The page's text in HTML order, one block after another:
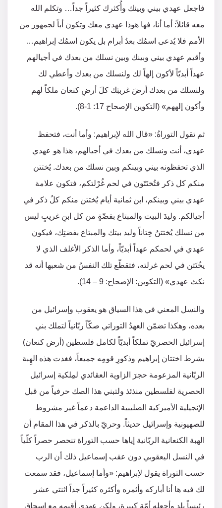
فاجعل عهدي بيني وبينك وأُكثرك كثيراً جداً… وتكلم الله
معه قائلاً: أما أنا، فها هوذا عهدي معك وتكون أباً لجمهور من
الأمم فلا يُدعى اسمُك بعدُ أبرام بل يكون اسمُك إبراهيم…
وأقيم عهدي بيني وبينك وبين نسلك من بعدك في أجيالهم
عهداً أبديّاً لأكون إلهاً لك ولنسلك من بعدك وأعطي لك
ولنسلك من بعدك أرضَ غربتِك كلَ أرضِ كنعان ملكاً لهم
وأكون إلههم» (التكوين الإصحاح 17: 1-8).
ثم تقول التوراةُ: «قال الله لإبراهيم: وأما أنت، فتحفظ
عهدي، أنت ونسلك من بعدك في أجيالهم، هذا هو عهدي
الذي تحفظونه بيني وبينكم وبين نسلك من بعدك. يُختتن
منكم كل ذكر فتُختَتَون في لحم غُرْلتكم، فتكون علامة
عهدي بيني وبينكم، ابن ثمانية أيام يُختتن منكم كلُ ذكر في
أجيالكم. وليدَ البيت والمبتاع بفضّةٍ من كل ابنِ غريبٍ ليس
من نسلك يُختتنُ خِتاناً وليد بيتك والمبتاع بفضتِك، فيكون
عهدي في لحمكم عهداً أبديّاً، وأما الذكر الأغلف الذي لا
يخُتَتن في لحم غرلته، فتقطّع تلك النفسُ من شعبها أنه قد
نكث عهدي» (التكوين: الإصحاح: 9 – 14).
والنسل المعني في هذا السياق هو يعقوب وإسرائيل من
بعده، وهكذا تضمّن العهدُ التوراتي صكّاً ربّانياً لتملك بني
إسرائيل الحصريّ تملكاً أبديّاً لكامل فلسطين (أرض كنعان)
بشرط اختتان إبراهيم وذكورِ قومِه جميعاً، فغدت هذه الهِبة
الربّانية المزعومة حجرَ الزاوية العقائدي لمِلكية إسرائيل
الحصرية لفلسطين منذئذ ولتبني هذا الصك حرفياً من قبل
الإنجيلية الأميركية الصليبية الداعمة دعماً غير مشروط
للصهيونية وإسرائيل حديثاً. وحريّ بالذكر في هذا المقام أن
الهبة الكنعانية الربّانية إياها حسب التوراة تنحصر حصراً كلّياً
في النسل اليعقوبي دون عقب إسماعيل ذلك أن الرب
حسب التوراة يقول لإبراهيم: «وأما إسماعيل، فقد سمعت
لك فيه ها أنا أباركه وأثمره وأكثره كثيراً جداً اثنتي عشر
رئيساً يلد وأجعله أمّة كبيرة، ولكن عهدي أقيمه مع إسحاق